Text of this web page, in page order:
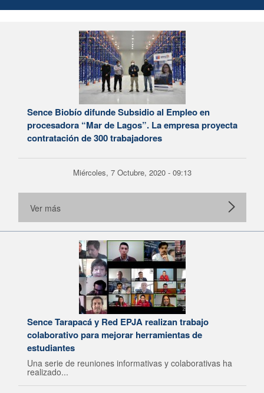
Sence Biobío difunde Subsidio al Empleo en
procesadora “Mar de Lagos”. La empresa proyecta
contratación de 300 trabajadores
Miércoles, 7 Octubre, 2020 - 09:13
Ver más
Sence Tarapacá y Red EPJA realizan trabajo
colaborativo para mejorar herramientas de
estudiantes
Una serie de reuniones informativas y colaborativas ha
realizado...